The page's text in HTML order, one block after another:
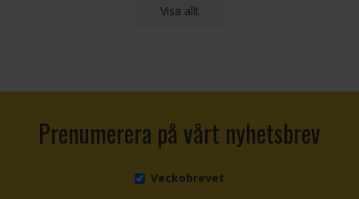
Visa allt
Prenumerera på vårt nyhetsbrev
Veckobrevet